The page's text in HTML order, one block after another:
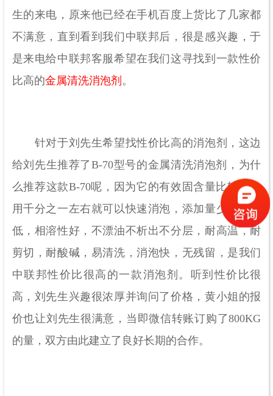
生的来电，原来他已经在手机百度上货比了几家都
不满意，直到看到我们中联邦后，很是感兴趣，于
是来电给中联邦客服希望在我们这寻找到一款性价
比高的金属清洗消泡剂 。
针对于刘先生希望找性价比高的消泡剂，这边
给刘先生推荐了B-70型号的金属清洗消泡剂，为什
么推荐这款B-70呢，因为它的有效固含量比较高，
用千分之一左右就可以快速消泡，添加量少，成本
低，相溶性好，不漂油不析出不分层，耐高温，耐
剪切，耐酸碱，易清洗，消泡快，无残留，是我们
中联邦性价比很高的一款消泡剂。听到性价比很
高，刘先生兴趣很浓厚并询问了价格，黄小姐的报
价也让刘先生很满意，当即微信转账订购了800KG
的量，双方由此建立了良好长期的合作。